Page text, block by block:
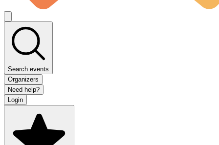
Search events
Organizers
Need help?
Login